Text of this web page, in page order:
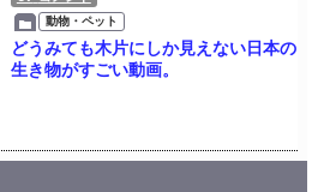
動物・ペット
どうみても木片にしか見えない日本の
生き物がすごい動画。